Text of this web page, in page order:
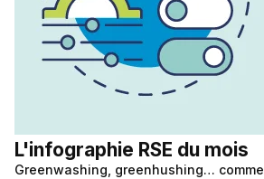
L'infographie RSE du mois
Greenwashing, greenhushing…